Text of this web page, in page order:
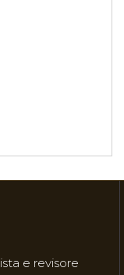
e revisore